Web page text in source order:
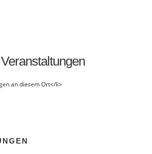
an diesem Ort</li>